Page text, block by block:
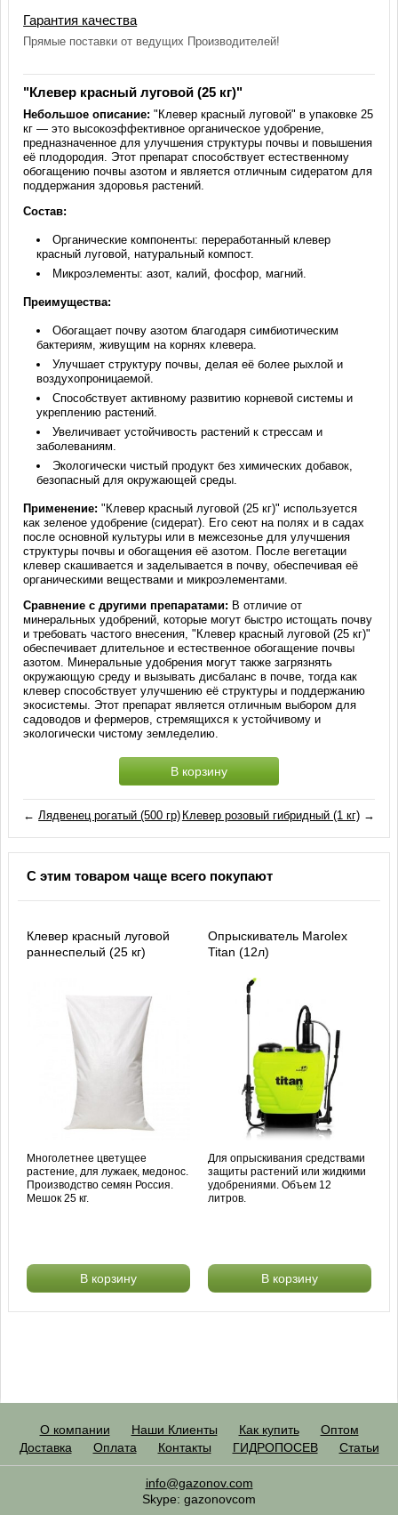
Гарантия качества
Прямые поставки от ведущих Производителей!
"Клевер красный луговой (25 кг)"
Небольшое описание: "Клевер красный луговой" в упаковке 25
кг — это высокоэффективное органическое удобрение,
предназначенное для улучшения структуры почвы и повышения
её плодородия. Этот препарат способствует естественному
обогащению почвы азотом и является отличным сидератом для
поддержания здоровья растений.
Состав:
Органические компоненты: переработанный клевер
красный луговой, натуральный компост.
Микроэлементы: азот, калий, фосфор, магний.
Преимущества:
Обогащает почву азотом благодаря симбиотическим
бактериям, живущим на корнях клевера.
Улучшает структуру почвы, делая её более рыхлой и
воздухопроницаемой.
Способствует активному развитию корневой системы и
укреплению растений.
Увеличивает устойчивость растений к стрессам и
заболеваниям.
Экологически чистый продукт без химических добавок,
безопасный для окружающей среды.
Применение: "Клевер красный луговой (25 кг)" используется
как зеленое удобрение (сидерат). Его сеют на полях и в садах
после основной культуры или в межсезонье для улучшения
структуры почвы и обогащения её азотом. После вегетации
клевер скашивается и заделывается в почву, обеспечивая её
органическими веществами и микроэлементами.
Сравнение с другими препаратами: В отличие от
минеральных удобрений, которые могут быстро истощать почву
и требовать частого внесения, "Клевер красный луговой (25 кг)"
обеспечивает длительное и естественное обогащение почвы
азотом. Минеральные удобрения могут также загрязнять
окружающую среду и вызывать дисбаланс в почве, тогда как
клевер способствует улучшению её структуры и поддержанию
экосистемы. Этот препарат является отличным выбором для
садоводов и фермеров, стремящихся к устойчивому и
экологически чистому земледелию.
В корзину
←Лядвенец рогатый (500 гр) Клевер розовый гибридный (1 кг)→
С этим товаром чаще всего покупают
Клевер красный луговой
раннеспелый (25 кг)
Многолетнее цветущее
растение, для лужаек, медонос.
Производство семян Россия.
Мешок 25 кг.
В корзину
Опрыскиватель Marolex
Titan (12л)
Для опрыскивания средствами
защиты растений или жидкими
удобрениями. Объем 12
литров.
В корзину
О компании Наши Клиенты Как купить
Оптом
Доставка
Оплата Контакты ГИДРОПОСЕВ Статьи
info@gazonov.com
Skype: gazonovcom